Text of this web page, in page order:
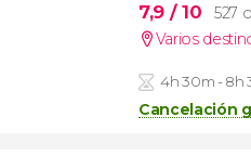
7,9 / 10
527
Varios
4h 30m - 8h
Cancelación